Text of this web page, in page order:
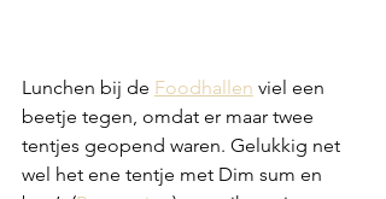
Lunchen bij de Foodhallen viel een
beetje tegen, omdat er maar twee
tentjes geopend waren. Gelukkig net
wel het ene tentje met Dim sum en